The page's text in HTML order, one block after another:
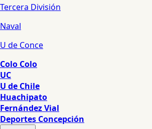
Tercera División
Naval
U de Conce
Colo Colo
UC
U de Chile
Huachipato
Fernández Vial
Deportes Concepción